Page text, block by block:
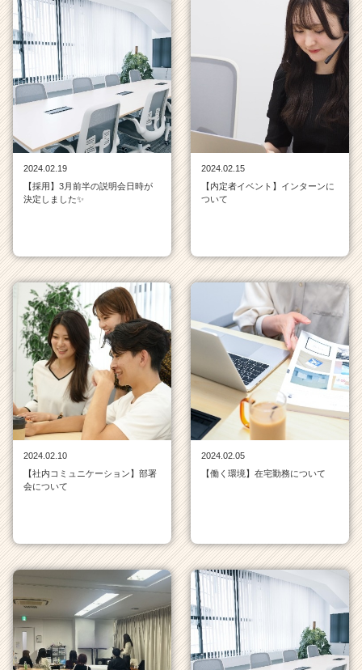
ト
が
届
く
就
活
ト
ャ
リ
ア
（C
h
e
r
C
e
2024.02.19
【採用】3月前半の説明会日時が
決定しました✨
2024.02.15
【内定者イベント】インターンに
ついて
2024.02.10
【社内コミュニケーション】部署
会について
2024.02.05
【働く環境】在宅勤務について